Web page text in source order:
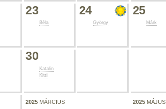
23
Béla
24
György
25
Márk
30
Katalin
Kitti
2025 MÁRCIUS
2025 MÁJUS